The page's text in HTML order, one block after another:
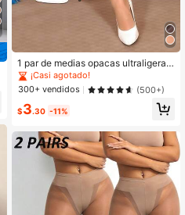
1 par de medias opacas ultraligeras
y brillantes para mujer, cómodas
¡Casi agotado!
300+ vendidos
(500+)
$3.30 -11%